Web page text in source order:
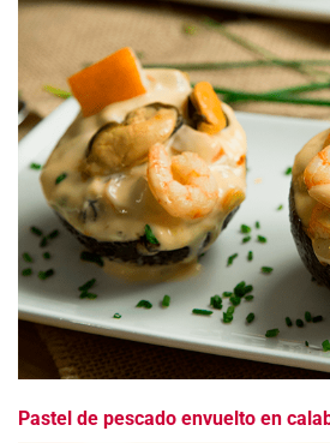
Pastel de pescado envuelto en